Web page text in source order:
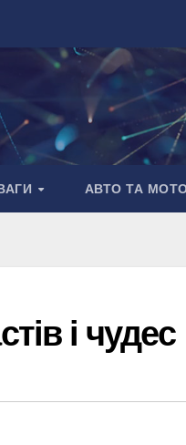
АВТО ТА
і чудес